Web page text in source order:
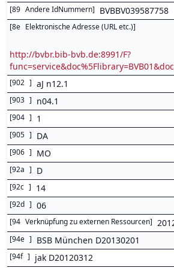
[89 Andere IdNummern] BVBBV039587758
[8e Elektronische Adresse (URL etc.)]
http://bvbr.bib-bvb.de:8991/F?
[902 ] aJ n12.1
[903 ] n04.1
[904 ] 1
[905 ] DA
[906 ] MO
[92a ] D
[92c ] 14
[92d ] 06
[94 Verknüpfung zu externen Ressourcen]
[94e ] BSB München D20130201
[94f ] jak D20120312